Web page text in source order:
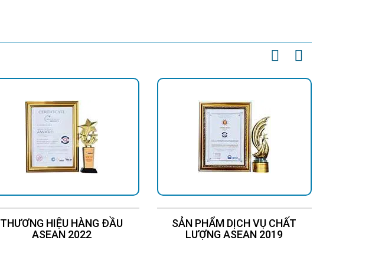
THƯƠNG HIỆU HÀNG ĐẦU
ASEAN 2022
SẢN PHẨM DỊCH VỤ CHẤT
LƯỢNG ASEAN 2019